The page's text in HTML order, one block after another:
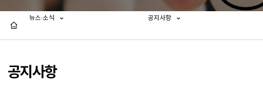
공지사항
뉴스·소식 공지사항